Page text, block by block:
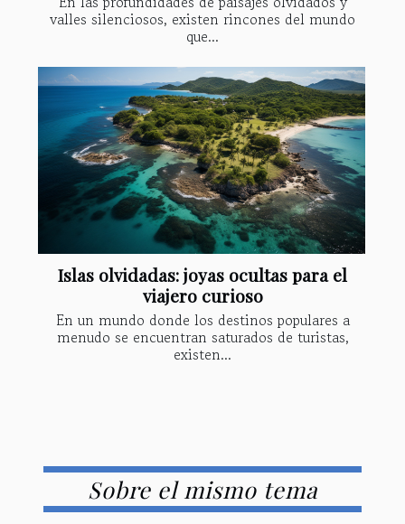
valles silenciosos, existen rincones del mundo
que...
Islas olvidadas: joyas ocultas para el
viajero curioso
En un mundo donde los destinos populares a
menudo se encuentran saturados de turistas,
existen...
Sobre el mismo tema